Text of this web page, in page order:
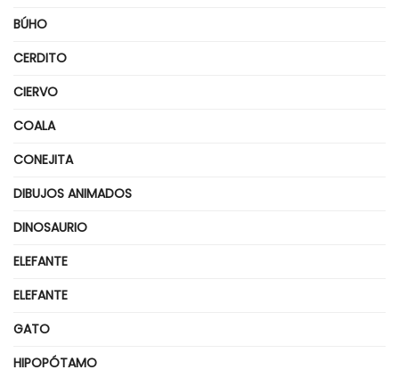
BÚHO
CERDITO
CIERVO
COALA
CONEJITA
DIBUJOS ANIMADOS
DINOSAURIO
ELEFANTE
ELEFANTE
GATO
HIPOPÓTAMO